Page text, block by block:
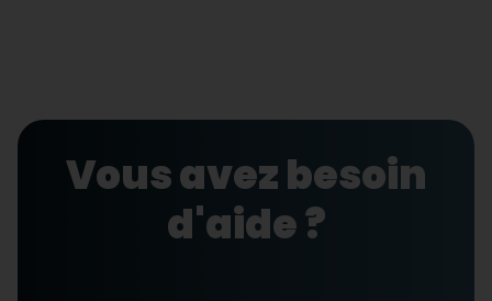
Vous avez besoin
d'aide ?